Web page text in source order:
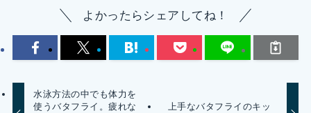
よかったらシェアしてね！
水泳方法の中でも体力を
使うバタフライ。疲れな
上手なバタフライのキッ